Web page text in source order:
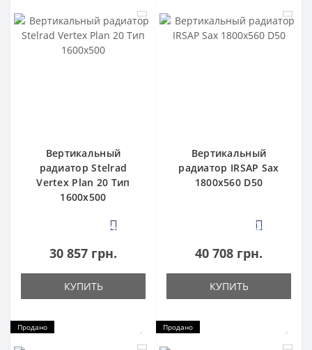
Вертикальный
радиатор Stelrad
Vertex Plan 20 Тип
1600x500
4
30 857 грн.
КУПИТЬ
Вертикальный
радиатор IRSAP Sax
1800x560 D50
3
40 708 грн.
КУПИТЬ
Продано Продано